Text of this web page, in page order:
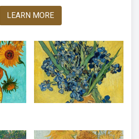
LEARN MORE